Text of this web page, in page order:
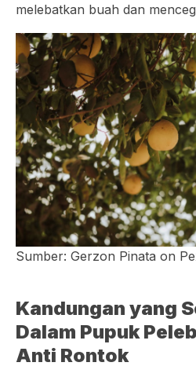
melebatkan buah dan
Sumber: Gerzon Pinata on
Kandungan yang
Dalam Pupuk
Anti Rontok